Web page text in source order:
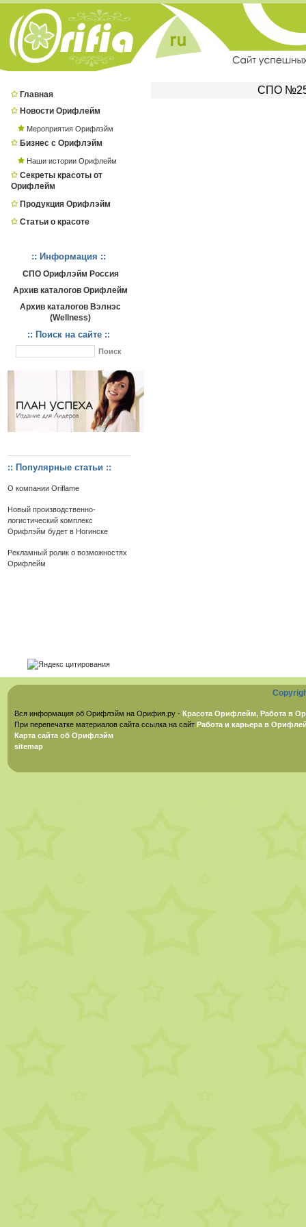
Главная
Новости Орифлейм
Мероприятия Орифлэйм
Бизнес с Орифлэйм
Наши истории Орифлейм
Секреты красоты от
Орифлейм
Продукция Орифлэйм
Статьи о красоте
:: Информация ::
СПО Орифлэйм Россия
Архив каталогов Орифлейм
Архив каталогов Вэлнэс
(Wellness)
:: Поиск на сайте ::
:: Популярные статьи ::
О компании Oriflame
Новый производственно-
логистический комплекс
Орифлэйм будет в Ногинске
Рекламный ролик о возможностях
Орифлейм
СПО
Вся информация об Орифлэйм на Орифия.ру - Красота Орифлейм, Работа в
При перепечатке материалов сайта ссылка на сайт Работа и карьера в
Карта сайта об Орифлэйм
sitemap